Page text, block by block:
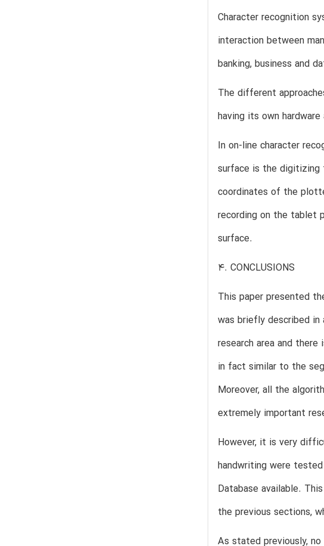
Character recognition
interaction between
banking, business and
The different
having its own
In on-line character
surface is the digitizing
coordinates of the
recording on the tablet
surface.
4. CONCLUSIONS
This paper presented
was briefly described
research area and
in fact similar to the
Moreover, all the
extremely important
However, it is very
handwriting were
Database available.
the previous sections,
As stated previously,